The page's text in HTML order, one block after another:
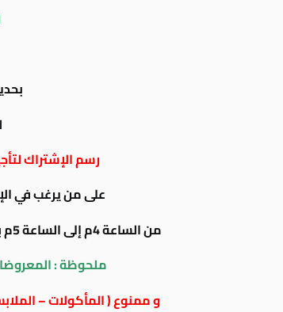
رسم الإشتراك لتأجير الترابيزة 35 جنيه +
على من يرغب في
من الساعة 4م إلى الساعة 5م بحجرة الأنشطة بمبنى حديقة الأطفال ( الحجز بكارنيه الطفل )
ملحوظة :
و ممنوع ( المأكولات –